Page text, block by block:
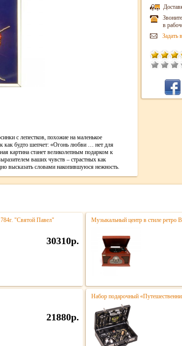
с лепестков, похожие на маленькое
как будто шепчет: «Огонь любви … нет для
картина станет великолепным подарком к
ваших чувств – страстных как
высказать словами накопившуюся нежность.
в
Задать
"Святой Павел"
30310р.
Музыкальный центр в стиле
21880р.
Набор подарочный